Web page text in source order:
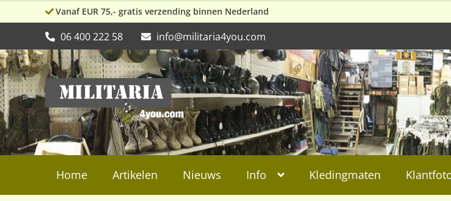
Vanaf EUR 75,- gratis verzending binnen Nederland
06 400 222 58 info@militaria4you.com
Ga
door
naar
navigatie
Ga
naar
de
inhoud
Home Artikelen Nieuws Info Kledingmaten